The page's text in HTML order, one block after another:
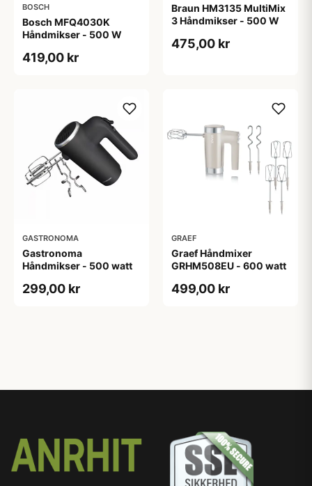
BOSCH
Bosch MFQ4030K
Håndmikser - 500 W
419,00 kr
Braun HM3135 MultiMix
3 Håndmikser - 500 W
475,00 kr
GASTRONOMA
Gastronoma
Håndmikser - 500 watt
299,00 kr
GRAEF
Graef Håndmixer
GRHM508EU - 600 watt
499,00 kr